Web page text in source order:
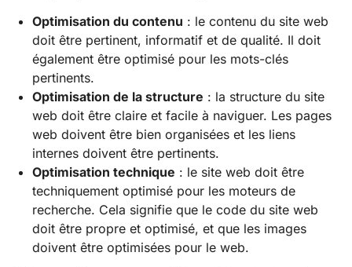
Optimisation du contenu : le contenu du site web
doit être pertinent, informatif et de qualité. Il doit
également être optimisé pour les mots-clés
pertinents.
Optimisation de la structure : la structure du site
web doit être claire et facile à naviguer. Les pages
web doivent être bien organisées et les liens
internes doivent être pertinents.
Optimisation technique : le site web doit être
techniquement optimisé pour les moteurs de
recherche. Cela signifie que le code du site web
doit être propre et optimisé, et que les images
doivent être optimisées pour le web.